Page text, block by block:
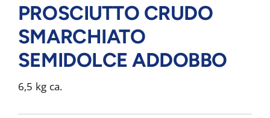
PROSCIUTTO CRUDO
SMARCHIATO
SEMIDOLCE ADDOBBO
6,5 kg ca.